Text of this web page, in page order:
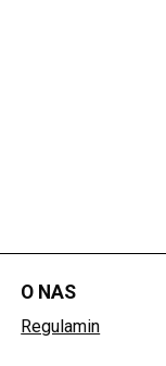
O NAS
Regulamin